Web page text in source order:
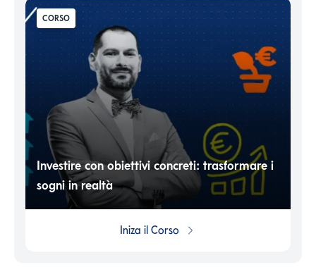
CORSO
Investire con obiettivi concreti: trasformare i
sogni in realtà
Iniza il Corso